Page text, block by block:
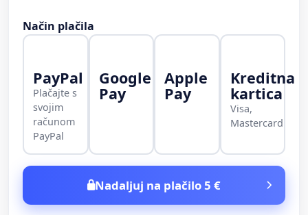
Način plačila
PayPal
Plačajte s
svojim
računom
PayPal
Google
Pay
Apple
Pay
Kreditna
kartica
Visa,
Mastercard
Nadaljuj na plačilo 5 €